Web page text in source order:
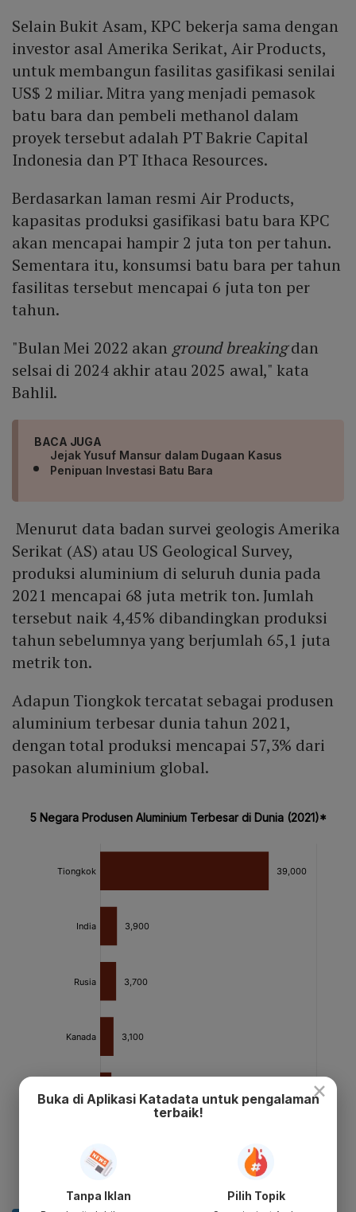
Selain Bukit Asam, KPC bekerja sama dengan
investor asal Amerika Serikat, Air Products,
untuk membangun fasilitas gasifikasi senilai
US$ 2 miliar. Mitra yang menjadi pemasok
batu bara dan pembeli methanol dalam
proyek tersebut adalah PT Bakrie Capital
Indonesia dan PT Ithaca Resources.
Berdasarkan laman resmi Air Products,
kapasitas produksi gasifikasi batu bara KPC
akan mencapai hampir 2 juta ton per tahun.
Sementara itu, konsumsi batu bara per tahun
fasilitas tersebut mencapai 6 juta ton per
tahun.
"Bulan Mei 2022 akan ground breakingdan
selsai di 2024 akhir atau 2025 awal," kata
Bahlil.
BACA JUGA
Jejak Yusuf Mansur dalam Dugaan Kasus
Penipuan Investasi Batu Bara
Menurut data badan survei geologis Amerika
Serikat (AS) atau US Geological Survey,
produksi aluminium di seluruh dunia pada
2021 mencapai 68 juta metrik ton. Jumlah
tersebut naik 4,45% dibandingkan produksi
tahun sebelumnya yang berjumlah 65,1 juta
metrik ton.
Adapun Tiongkok tercatat sebagai produsen
aluminium terbesar dunia tahun 2021,
dengan total produksi mencapai 57,3% dari
pasokan aluminium global.
×
Buka di Aplikasi Katadata untuk pengalaman
terbaik!
Tanpa Iklan Pilih Topik